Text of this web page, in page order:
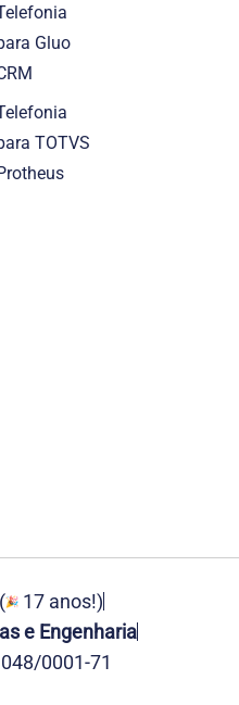
Gluo
TOTVS
17 anos!)
e Engenharia
0001-71